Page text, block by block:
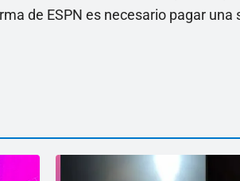
de ESPN es necesario pagar una